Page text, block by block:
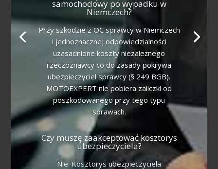
samochodowy po wypadku w
Niemczech?
Przy szkodzie z OC sprawcy w Niemczech
i jednoznacznej odpowiedzialności
uzasadnione koszty niezależnego
rzeczoznawcy co do zasady pokrywa
ubezpieczyciel sprawcy (§ 249 BGB).
MOTOEXPERT nie pobiera zaliczki od
poszkodowanego przy tego typu
sprawach.
Czy muszę zaakceptować kosztorys
ubezpieczyciela?
Nie. Kosztorys ubezpieczyciela